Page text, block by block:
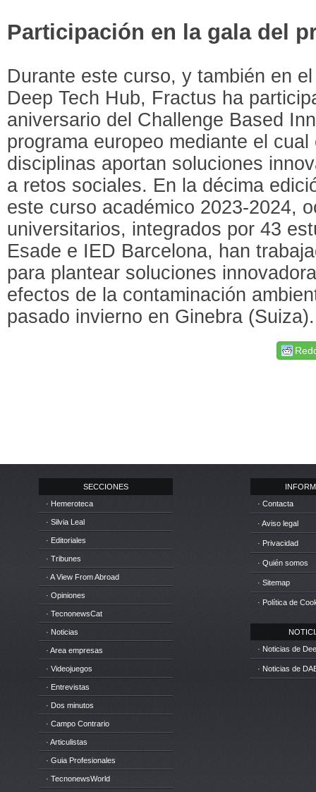
Participación en la gala del
Durante este curso, y también en
Deep Tech Hub, Fractus ha
aniversario del Challenge Based
programa europeo mediante el
disciplinas aportan soluciones
a retos sociales. En la décima
este curso académico 2023-2024,
universitarios, integrados por 43
Esade e IED Barcelona, han
para plantear soluciones
efectos de la contaminación
pasado invierno en Ginebra (Suiza).
SECCIONES
· Hemeroteca
· Silvia Leal
· Editoriales
· Tribunes
· A View From Abroad
· Opiniones
· TecnonewsCat
· Noticias
· Area empresas
· Videojuegos
· Entrevistas
· Dos minutos
· Campo Contrario
· Articulistas
· Guia Profesionales
· TecnonewsWorld
· Contacta
· Aviso legal
· Privacidad
· Quién somos
· Sitemap
· Política de
· Noticias de
· Noticias de